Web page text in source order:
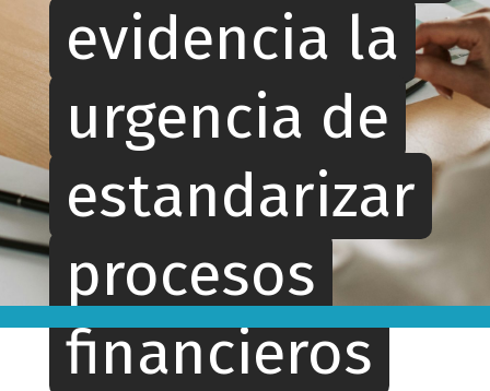
evidencia la
urgencia de
estandarizar
procesos
financieros